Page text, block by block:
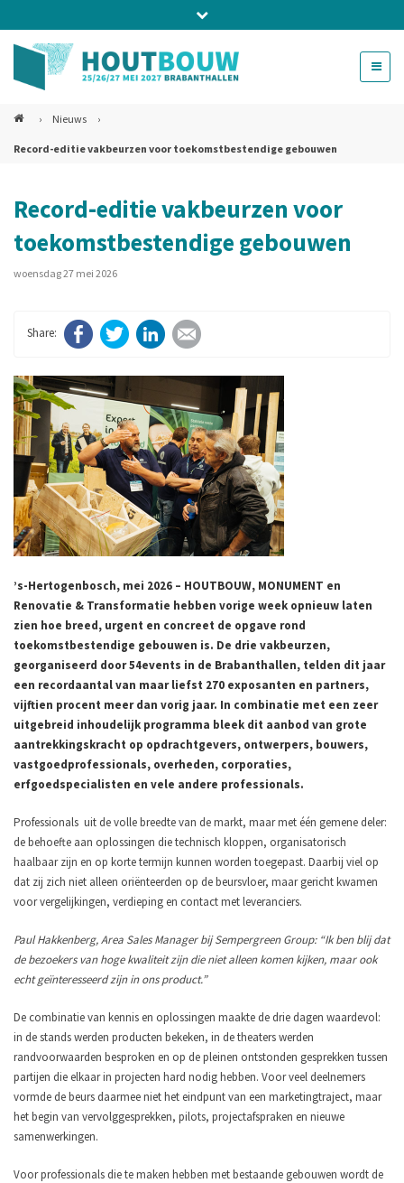
Bel ons voor info 0294 - 74 50 70
beurs@54events.nl
› Nieuws ›
Record-editie vakbeurzen voor toekomstbestendige gebouwen
Record-editie vakbeurzen voor
toekomstbestendige gebouwen
woensdag 27 mei 2026
FacebookTwitter LinkedIn
’s-Hertogenbosch, mei 2026 – HOUTBOUW, MONUMENT en
Renovatie & Transformatie hebben vorige week opnieuw laten
zien hoe breed, urgent en concreet de opgave rond
toekomstbestendige gebouwen is. De drie vakbeurzen,
georganiseerd door 54events in de Brabanthallen, telden dit jaar
een recordaantal van maar liefst 270 exposanten en partners,
vijftien procent meer dan vorig jaar. In combinatie met een zeer
uitgebreid inhoudelijk programma bleek dit aanbod van grote
aantrekkingskracht op opdrachtgevers, ontwerpers, bouwers,
vastgoedprofessionals, overheden, corporaties,
erfgoedspecialisten en vele andere professionals.
Professionals uit de volle breedte van de markt, maar met één gemene deler:
de behoefte aan oplossingen die technisch kloppen, organisatorisch
haalbaar zijn en op korte termijn kunnen worden toegepast. Daarbij viel op
dat zij zich niet alleen oriënteerden op de beursvloer, maar gericht kwamen
voor vergelijkingen, verdieping en contact met leveranciers.
Paul Hakkenberg, Area Sales Manager bij Sempergreen Group: “Ik ben blij dat
de bezoekers van hoge kwaliteit zijn die niet alleen komen kijken, maar ook
echt geïnteresseerd zijn in ons product.”
De combinatie van kennis en oplossingen maakte de drie dagen waardevol:
in de stands werden producten bekeken, in de theaters werden
randvoorwaarden besproken en op de pleinen ontstonden gesprekken tussen
partijen die elkaar in projecten hard nodig hebben. Voor veel deelnemers
vormde de beurs daarmee niet het eindpunt van een marketingtraject, maar
het begin van vervolggesprekken, pilots, projectafspraken en nieuwe
samenwerkingen.
Voor professionals die te maken hebben met bestaande gebouwen wordt de